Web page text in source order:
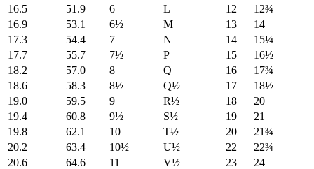
16.5
51.9 6 L 12
12¾
16.9
53.1 6½ M 13
14
17.3
54.4 7 N 14
15¼
17.7
55.7 7½ P 15
16½
18.2
57.0 8 Q 16
17¾
18.6
58.3 8½ Q½ 17
18½
19.0
59.5 9 R½ 18
20
19.4
60.8 9½ S½ 19
21
19.8
62.1 10 T½ 20
21¾
20.2
63.4 10½ U½ 22
22¾
20.6
64.6 11 V½ 23
24